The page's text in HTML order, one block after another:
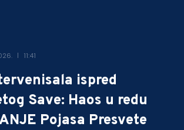
11:41
ispred
Save: Haos u redu
Pojasa Presvete